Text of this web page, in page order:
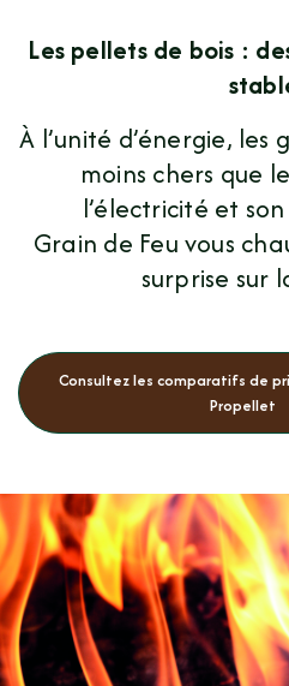
Les pellets de bois :
À l’unité d’énergie, les
moins chers que
l’électricité et
Grain de Feu vous
surprise sur
Consultez les comparatifs de
Propellet